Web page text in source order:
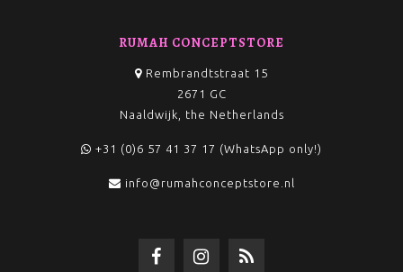
RUMAH CONCEPTSTORE
Rembrandtstraat 15
2671 GC
Naaldwijk, the Netherlands
+31 (0)6 57 41 37 17 (WhatsApp only!)
info@rumahconceptstore.nl